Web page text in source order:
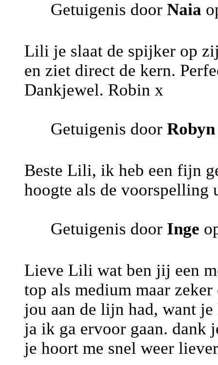
Getuigenis door Naia
Lili je slaat de spijker op
en ziet direct de kern.
Dankjewel. Robin x
Getuigenis door Robyn
Beste Lili, ik heb een fijn
hoogte als de voorspelling
Getuigenis door Inge
Lieve Lili wat ben jij een
top als medium maar
jou aan de lijn had, want
ja ik ga ervoor gaan. dank
je hoort me snel weer